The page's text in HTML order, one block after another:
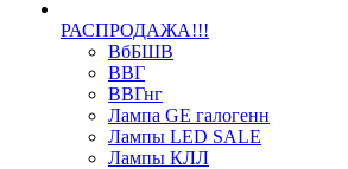
РАСПРОДАЖА!!!
ВбБШВ
ВВГ
ВВГнг
Лампа GE галогенн
Лампы LED SALE
Лампы КЛЛ